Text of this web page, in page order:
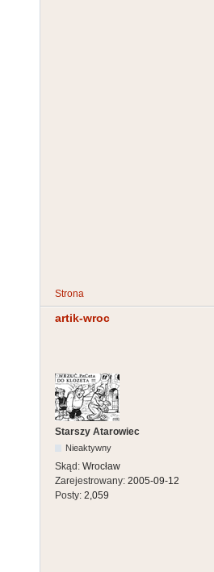
Strona
artik-wroc
Starszy Atarowiec
Nieaktywny
Skąd: Wrocław
Zarejestrowany: 2005-09-12
Posty: 2,059